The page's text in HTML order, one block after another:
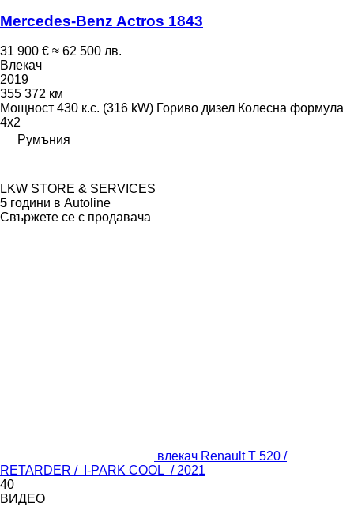
Mercedes-Benz Actros 1843
31 900 € ≈ 62 500 лв.
Влекач
2019
355 372 км
Мощност 430 к.с. (316 kW) Гориво дизел Колесна формула
4x2
Румъния
LKW STORE & SERVICES
5 години в Autoline
Свържете се с продавача
влекач Renault T 520 /
RETARDER / I-PARK COOL / 2021
40
ВИДЕО